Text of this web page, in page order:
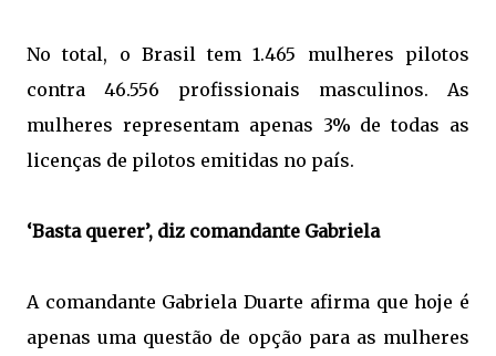
No total, o Brasil tem 1.465 mulheres pilotos
contra 46.556 profissionais masculinos. As
mulheres representam apenas 3% de todas as
licenças de pilotos emitidas no país.
‘Basta querer’, diz comandante Gabriela
A comandante Gabriela Duarte afirma que hoje é
apenas uma questão de opção para as mulheres